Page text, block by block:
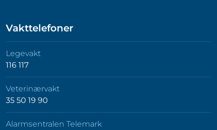
Vakttelefoner
Legevakt
116 117
Veterinærvakt
35 50 19 90
Alarmsentralen Telemark